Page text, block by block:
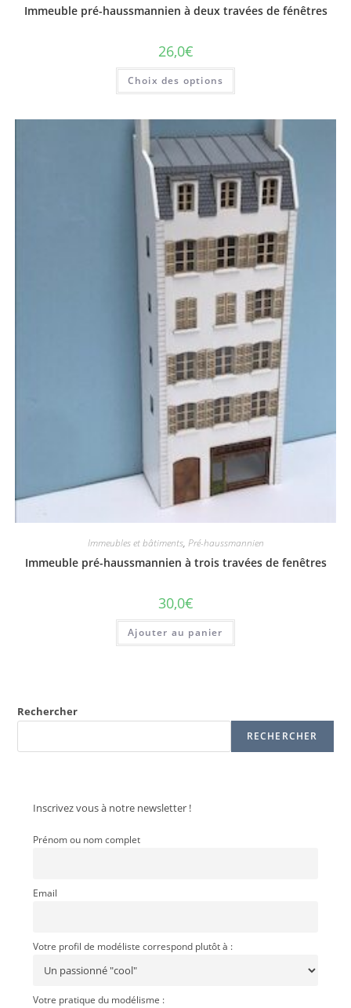
Immeuble pré-haussmannien à deux travées de fénêtres
26,0€
Choix des options
Immeubles et bâtiments, Pré-haussmannien
Immeuble pré-haussmannien à trois travées de fenêtres
30,0€
Ajouter au panier
Rechercher
RECHERCHER
Inscrivez vous à notre newsletter !
Prénom ou nom complet
Email
Votre profil de modéliste correspond plutôt à :
Votre pratique du modélisme :